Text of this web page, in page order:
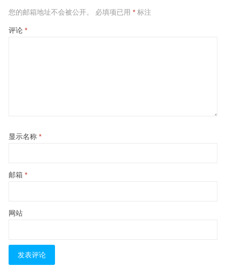
您的邮箱地址不会被公开。 必填项已用 *标注
评论 *
显示名称 *
邮箱 *
网站